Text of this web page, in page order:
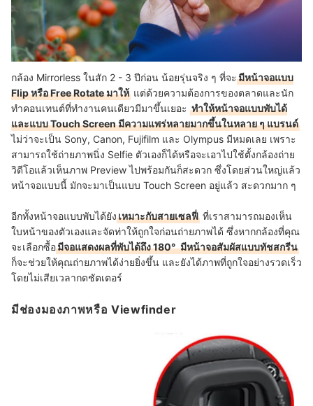
กล้อง Mirrorless ในสัก 2 - 3 ปีก่อน น้อยรุ่นจริง ๆ ที่จะมีหน้าจอแบบ
Flip หรือ Free Rotate มาให้ แต่ด้วยความต้องการของตลาดและนัก
ทำคอนเทนต์ที่ทำงานคนเดียวมีมาขึ้นเยอะ ทำให้หน้าจอแบบพับได้
และแบบ Touch Screen มีความแพร่หลายมากขึ้นในหลาย ๆ แบรนด์
ไม่ว่าจะเป็น Sony, Canon, Fujifilm และ Olympus มีหมดเลย เพราะ
สามารถใช้ถ่ายภาพนิ่ง Selfie ตัวเองก็ได้หรือจะเอาไปใช้ตั้งกล้องถ่าย
วิดีโอแล้วเห็นภาพ Preview ไปพร้อมกันก็สะดวก ซึ่งโดยส่วนใหญ่แล้ว
หน้าจอแบบนี้ มักจะมาเป็นแบบ Touch Screen อยู่แล้ว สะดวกมาก ๆ
อีกทั้งหน้าจอแบบพับได้ยังเหมาะกับสายเซลฟี่ ที่เราสามารถมองเห็น
ใบหน้าของตัวเองและจัดท่าให้ถูกใจก่อนถ่ายภาพได้ ซึ่งหากกล้องที่คุณ
จะเลือกซื้อมีจอแสดงผลที่พับได้ถึง 180° มีหน้าจอสัมผัสแบบทัชสกรีน
ก็จะช่วยให้คุณถ่ายภาพได้ง่ายยิ่งขึ้น และยังได้ภาพที่ถูกใจอย่างรวดเร็ว
โดยไม่เสียเวลากดชัตเตอร์
มีช่องมองภาพหรือ Viewfinder